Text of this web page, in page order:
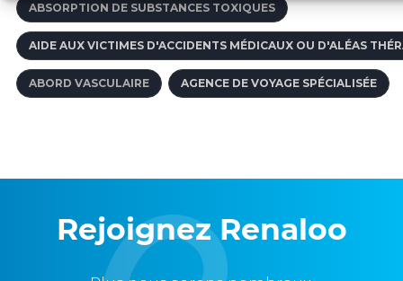
ABSORPTION DE SUBSTANCES TOXIQUES
AIDE AUX VICTIMES D'ACCIDENTS MÉDICAUX OU D'ALÉAS
ABORD VASCULAIRE AGENCE DE VOYAGE SPÉCIALISÉE
Rejoignez Renaloo